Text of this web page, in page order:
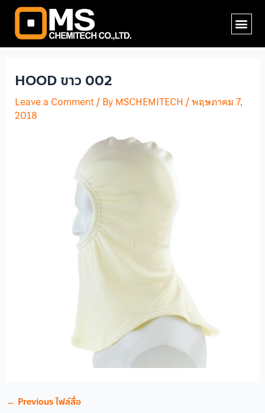
Skip
content
HOOD ขาว 002
Leave a Comment/ ByMSCHEMITECH /พฤษภาคม 7,
2018
Post
navigation
← Previous ไฟล์สื่อ